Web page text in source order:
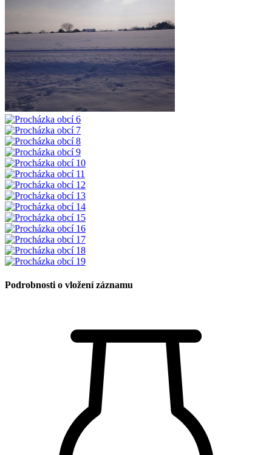
Podrobnosti o vložení záznamu